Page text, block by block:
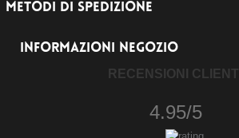
METODI DI SPEDIZIONE
INFORMAZIONI NEGOZIO
RECENSIONI CLIENTI
4.95/5